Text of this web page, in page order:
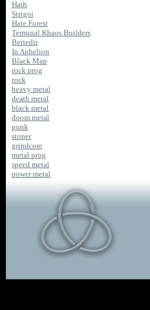
Hath
Strigoi
Hate Forest
Terminal Khaos Builders
Beriedir
In Aphelion
Black Map
rock prog
rock
heavy metal
death metal
black metal
doom metal
punk
stoner
grindcore
metal prog
speed metal
power metal